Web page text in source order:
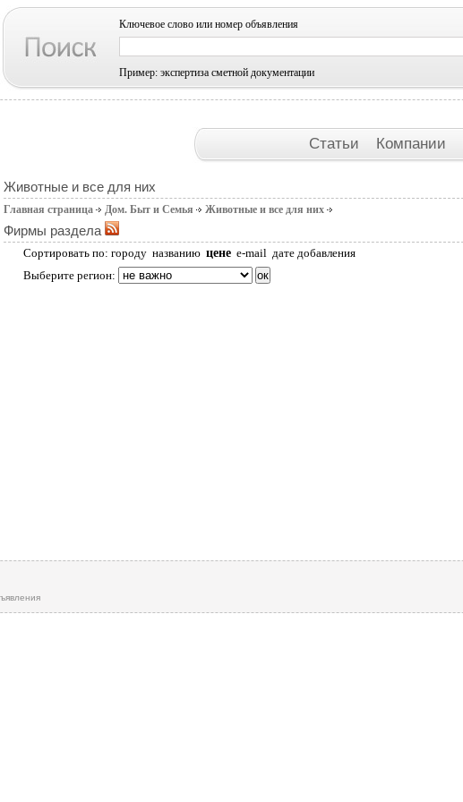
Ключевое слово или номер объявления
Пример: экспертиза сметной документации
Статьи Компании
Животные и все для них
Главная страница Дом. Быт и Семья Животные и все для них
Фирмы раздела
Сортировать по: городу названию цене e-mail дате добавления
Выберите регион: